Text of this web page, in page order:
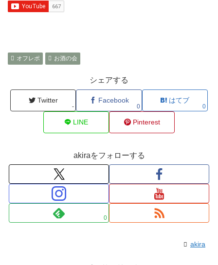
オフレポ お酒の会
シェアする
Twitter
-
Facebook
0
はてブ
0
LINE Pinterest
akiraをフォローする
0
akira